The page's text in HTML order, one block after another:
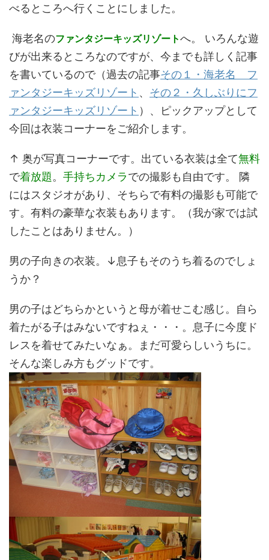
べるところへ行くことにしました。
海老名のファンタジーキッズリゾートへ。 いろんな遊
びが出来るところなのですが、今までも詳しく記事
を書いているので（過去の記事その１・海老名 フ
ァンタジーキッズリゾート 、 その２・久しぶりにフ
ァンタジーキッズリゾート ）、ピックアップとして
今回は衣装コーナーをご紹介します。
↑ 奥が写真コーナーです。出ている衣装は全て無料
で着放題。 手持ちカメラでの撮影も自由です。 隣
にはスタジオがあり、そちらで有料の撮影も可能で
す。有料の豪華な衣装もあります。（我が家では試
したことはありません。）
男の子向きの衣装。↓息子もそのうち着るのでしょ
うか？
男の子はどちらかというと母が着せこむ感じ。自ら
着たがる子はみないですねぇ・・・。息子に今度ド
レスを着せてみたいなぁ。まだ可愛らしいうちに。
そんな楽しみ方もグッドです。